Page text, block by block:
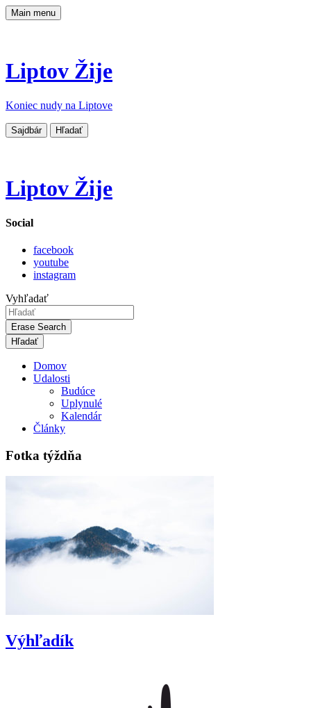
Main menu
Liptov Žije
Koniec nudy na Liptove
Sajdbár Hľadať
Liptov Žije
Social
facebook
youtube
instagram
Vyhľadať
Erase Search
Domov
Udalosti
Budúce
Uplynulé
Kalendár
Články
Fotka týždňa
Výhľadík